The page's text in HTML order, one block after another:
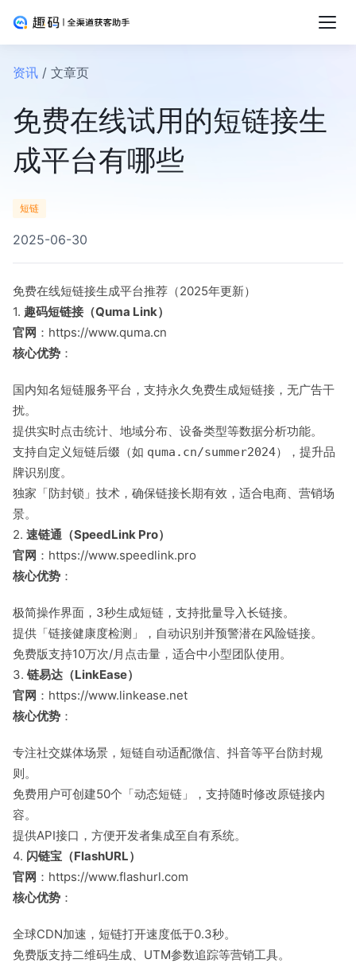
资讯 / 文章页
免费在线试用的短链接生
成平台有哪些
短链
2025-06-30
免费在线短链接生成平台推荐（2025年更新）
1. 趣码短链接（Quma Link）
官网 ：https://www.quma.cn
核心优势 ：
国内知名短链服务平台，支持永久免费生成短链接，无广告干
扰。
提供实时点击统计、地域分布、设备类型等数据分析功能。
支持自定义短链后缀（如 quma.cn/summer2024），提升品
牌识别度。
独家「防封锁」技术，确保链接长期有效，适合电商、营销场
景。
2. 速链通（SpeedLink Pro）
官网 ：https://www.speedlink.pro
核心优势 ：
极简操作界面，3秒生成短链，支持批量导入长链接。
提供「链接健康度检测」，自动识别并预警潜在风险链接。
免费版支持10万次/月点击量，适合中小型团队使用。
3. 链易达（LinkEase）
官网 ：https://www.linkease.net
核心优势 ：
专注社交媒体场景，短链自动适配微信、抖音等平台防封规
则。
免费用户可创建50个「动态短链」，支持随时修改原链接内
容。
提供API接口，方便开发者集成至自有系统。
4. 闪链宝（FlashURL）
官网 ：https://www.flashurl.com
核心优势 ：
全球CDN加速，短链打开速度低于0.3秒。
免费版支持二维码生成、UTM参数追踪等营销工具。